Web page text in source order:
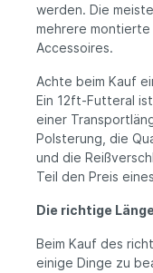
werden. Die
mehrere
Accessoires.
Achte beim Kauf
Ein 12ft-Futteral
einer
Polsterung, die
und die
Teil den Preis
Die richtige
Beim Kauf des
einige Dinge zu